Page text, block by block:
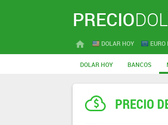
PRECIO
DOLAR HOY EURO
DOLAR HOY BANCOS
PRECIO